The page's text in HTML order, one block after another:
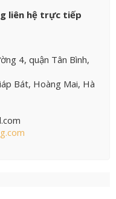
liên hệ trực tiếp
4, quận Tân Bình,
Bát, Hoàng Mai, Hà